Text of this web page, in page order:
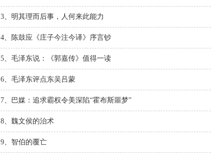
3、明其理而后事，人何来此能力
4、陈鼓应《庄子今注今译》序言钞
5、毛泽东说：《郭嘉传》值得一读
6、毛泽东评点东吴吕蒙
7、巴媒：追求霸权令美深陷“霍布斯噩梦”
8、魏文侯的治术
9、智伯的覆亡